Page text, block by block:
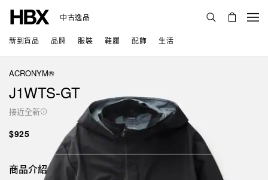
中古逸品
新到貨品 品牌 服裝 鞋履 配飾 生活
ACRONYM®
J1WTS-GT
接近全新
$925
商品介紹